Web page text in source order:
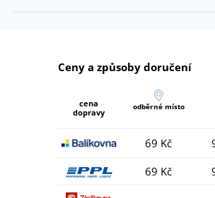
Ceny a způsoby doručení
cena
dopravy
odběrné místo
69 Kč
69 Kč